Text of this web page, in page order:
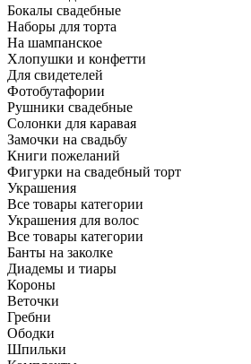
Бокалы свадебные
Наборы для торта
На шампанское
Хлопушки и конфетти
Для свидетелей
Фотобутафории
Рушники свадебные
Солонки для каравая
Замочки на свадьбу
Книги пожеланий
Фигурки на свадебный торт
Украшения
Все товары категории
Украшения для волос
Все товары категории
Банты на заколке
Диадемы и тиары
Короны
Веточки
Гребни
Ободки
Шпильки